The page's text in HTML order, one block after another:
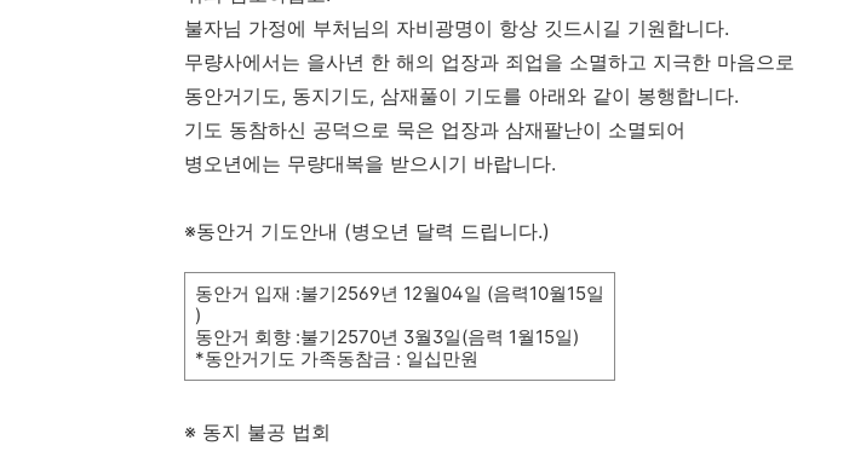
불자님 가정에 부처님의 자비광명이 항상 깃드시길 기원합니다.
무량사에서는 을사년 한 해의 업장과 죄업을 소멸하고 지극한 마음으로
동안거기도, 동지기도, 삼재풀이 기도를 아래와 같이 봉행합니다.
기도 동참하신 공덕으로 묵은 업장과 삼재팔난이 소멸되어
병오년에는 무량대복을 받으시기 바랍니다.
※동안거 기도안내 (병오년 달력 드립니다.)
동안거 입재 :불기2569년 12월04일 (음력10월15일
)
동안거 회향 :불기2570년 3월3일(음력 1월15일)
*동안거기도 가족동참금 : 일십만원
※ 동지 불공 법회